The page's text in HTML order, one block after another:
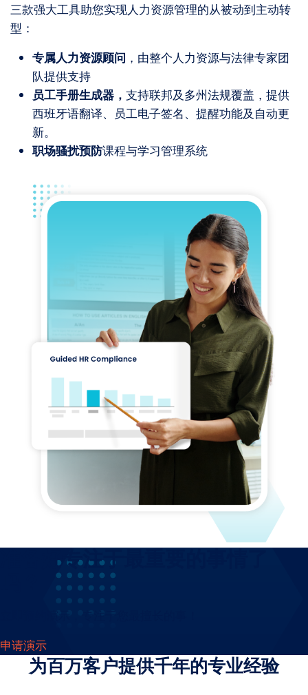
三款强大工具助您实现人力资源管理的从被动到主动转
型：
专属人力资源顾问 ，由整个人力资源与法律专家团
队提供支持
员工手册生成器， 支持联邦及多州法规覆盖，提供
西班牙语翻译、员工电子签名、提醒功能及自动更
新。
职场骚扰预防课程与学习管理系统
准备好专注于最重要的事情了
申请演示
为百万客户提供千年的专业经验